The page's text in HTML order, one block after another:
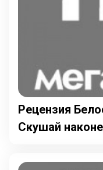
Рецензия
Скушай